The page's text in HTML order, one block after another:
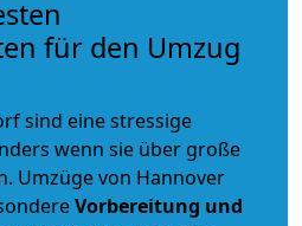
für den Umzug
sind eine stressige
wenn sie über große
Umzüge von Hannover
Vorbereitung und